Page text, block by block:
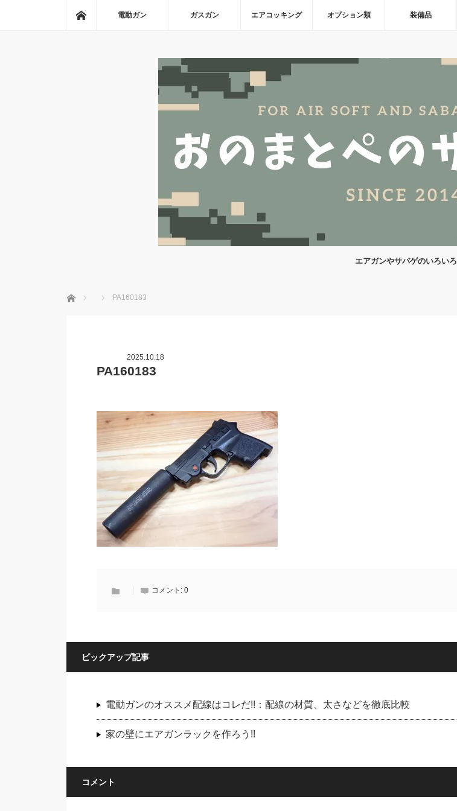
ホーム電動ガン ガスガン エアコッキング オプション類 装備品
エアガンやサバゲのいろいろ
ホーム PA160183
2025.10.18
PA160183
コメント: 0
ピックアップ記事
電動ガンのオススメ配線はコレだ!!：配線の材質、太さなどを徹底比較
家の壁にエアガンラックを作ろう!!
コメント